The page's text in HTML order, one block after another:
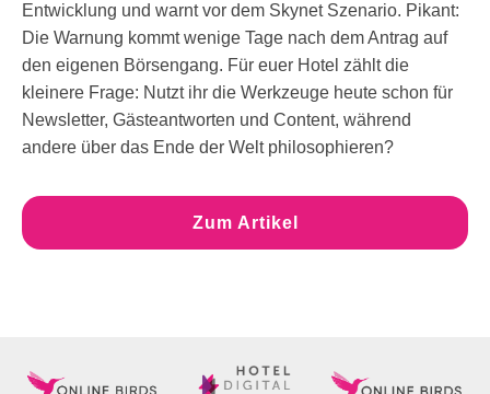
Entwicklung und warnt vor dem Skynet Szenario. Pikant:
Die Warnung kommt wenige Tage nach dem Antrag auf
den eigenen Börsengang. Für euer Hotel zählt die
kleinere Frage: Nutzt ihr die Werkzeuge heute schon für
Newsletter, Gästeantworten und Content, während
andere über das Ende der Welt philosophieren?
Zum Artikel